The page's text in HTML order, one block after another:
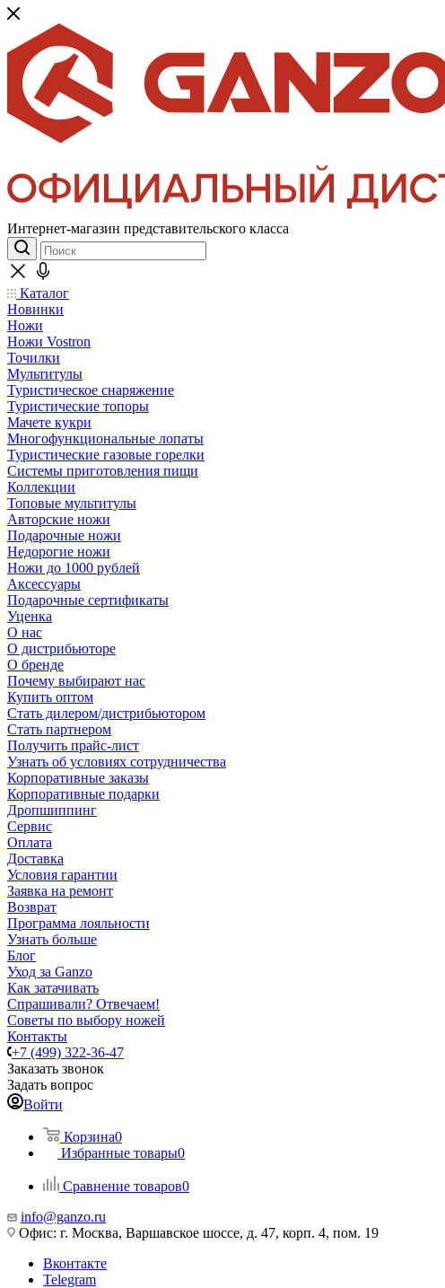
Интернет-магазин представительского класса
Каталог
Новинки
Ножи
Ножи Vostron
Точилки
Мультитулы
Туристическое снаряжение
Туристические топоры
Мачете кукри
Многофункциональные лопаты
Туристические газовые горелки
Системы приготовления пищи
Коллекции
Топовые мультитулы
Авторские ножи
Подарочные ножи
Недорогие ножи
Ножи до 1000 рублей
Аксессуары
Подарочные сертификаты
Уценка
О нас
О дистрибьюторе
О бренде
Почему выбирают нас
Купить оптом
Стать дилером/дистрибьютором
Стать партнером
Получить прайс-лист
Узнать об условиях сотрудничества
Корпоративные заказы
Корпоративные подарки
Дропшиппинг
Сервис
Оплата
Доставка
Условия гарантии
Заявка на ремонт
Возврат
Программа лояльности
Узнать больше
Блог
Уход за Ganzo
Как затачивать
Спрашивали? Отвечаем!
Советы по выбору ножей
Контакты
+7 (499) 322-36-47
Заказать звонок
Задать вопрос
Войти
Корзина0
Избранные товары0
Сравнение товаров0
info@ganzo.ru
Офис: г. Москва, Варшавское шоссе, д. 47, корп. 4, пом. 19
Вконтакте
Telegram